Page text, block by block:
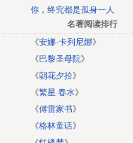
你，终究都是孤身一人
名著阅读排行
《安娜·卡列尼娜》
《巴黎圣母院》
《朝花夕拾》
《繁星 春水》
《傅雷家书》
《格林童话》